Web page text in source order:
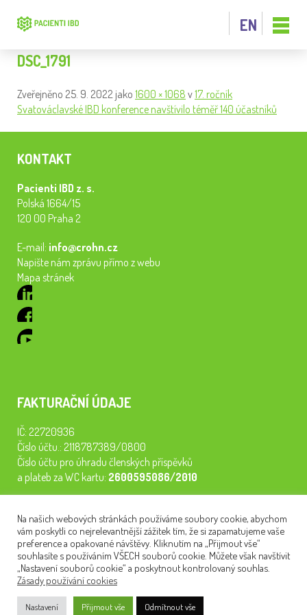
EN
DSC_1791
Zveřejněno 25. 9. 2022 jako 1600 × 1068 v17. ročník
Svatováclavské IBD konference navštívilo téměř 140 účastníků
KONTAKT
Pacienti IBD z. s.
Polská 1664/15
120 00 Praha 2
E-mail: info@crohn.cz
Napište nám zprávu přímo z webu
Mapa stránek
FAKTURAČNÍ ÚDAJE
IČ: 22720936
Číslo účtu.: 2118787389/0800
Číslo účtu pro úhradu členských příspěvků
a plateb za WC kartu: 2600595086/2010
semináře, konferenci, plavbu na lodi a WC kartu. Z peněz
tiskneme odborné publikace pro pacienty.
NEWSLETTER
Na našich webových stránkách používáme soubory cookie, abychom
vám poskytli co nejrelevantnější zážitek tím, že si zapamatujeme vaše
preference a opakované návštěvy. Kliknutím na „Přijmout vše“
souhlasíte s používáním VŠECH souborů cookie. Můžete však navštívit
„Nastavení souborů cookie“ a poskytnout kontrolovaný souhlas.
Zásady používání cookies
Nastavení Přijmout vše Odmítnout vše